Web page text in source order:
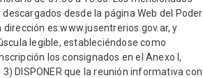
desde la página Web del Poder
dirección es:www.jusentrerios.gov.ar, y
legible, estableciéndose como
los consignados en el Anexo I,
DISPONER que la reunión informativa con